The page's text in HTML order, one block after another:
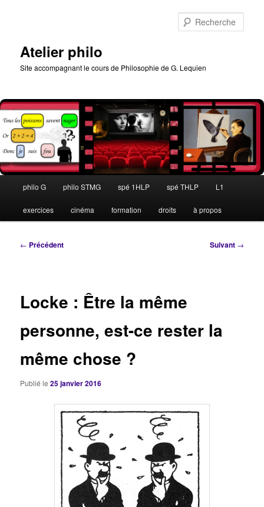
Atelier philo
Site accompagnant le cours de Philosophie de G. Lequien
principal
philo G philo STMG spé 1HLP spé THLP L1
exercices cinéma formation droits à propos
Navigation
← Précédent Suivant →
Locke : Être la même
personne, est-ce rester la
même chose ?
Publié le25 janvier 2016